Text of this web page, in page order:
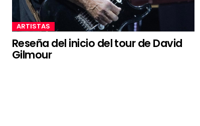
ARTISTAS
Reseña del inicio del tour de David
Gilmour